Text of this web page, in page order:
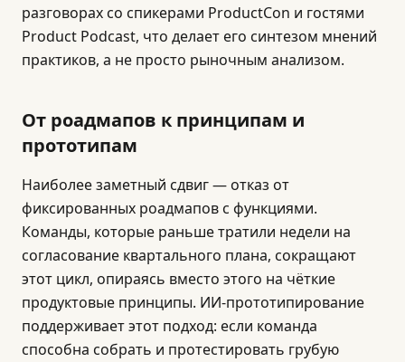
разговорах со спикерами ProductCon и гостями
Product Podcast, что делает его синтезом мнений
практиков, а не просто рыночным анализом.
От роадмапов к принципам и
прототипам
Наиболее заметный сдвиг — отказ от
фиксированных роадмапов с функциями.
Команды, которые раньше тратили недели на
согласование квартального плана, сокращают
этот цикл, опираясь вместо этого на чёткие
продуктовые принципы. ИИ-прототипирование
поддерживает этот подход: если команда
способна собрать и протестировать грубую